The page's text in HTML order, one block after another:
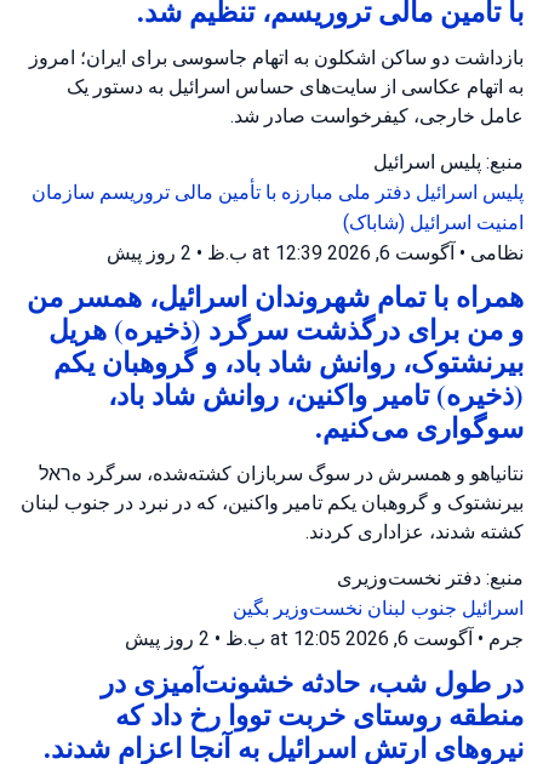
با تأمین مالی تروریسم، تنظیم شد.
بازداشت دو ساکن اشکلون به اتهام جاسوسی برای ایران؛ امروز
به اتهام عکاسی از سایت‌های حساس اسرائیل به دستور یک
عامل خارجی، کیفرخواست صادر شد.
منبع: پلیس اسرائیل
پلیس اسرائیل دفتر ملی مبارزه با تأمین مالی تروریسم سازمان
امنیت اسرائیل (شاباک)
نظامی • آگوست 6, 2026 at 12:39 ب.ظ • 2 روز پیش
همراه با تمام شهروندان اسرائیل، همسر من
و من برای درگذشت سرگرد (ذخیره) هریل
بیرنشتوک، روانش شاد باد، و گروهبان یکم
(ذخیره) تامیر واکنین، روانش شاد باد،
سوگواری می‌کنیم.
نتانیاهو و همسرش در سوگ سربازان کشته‌شده، سرگرد هראל
بیرنشتوک و گروهبان یکم تامیر واکنین، که در نبرد در جنوب لبنان
کشته شدند، عزاداری کردند.
منبع: دفتر نخست‌وزیری
اسرائیل جنوب لبنان نخست‌وزیر بگین
جرم • آگوست 6, 2026 at 12:05 ب.ظ • 2 روز پیش
در طول شب، حادثه خشونت‌آمیزی در
منطقه روستای خربت تووا رخ داد که
نیروهای ارتش اسرائیل به آنجا اعزام شدند.